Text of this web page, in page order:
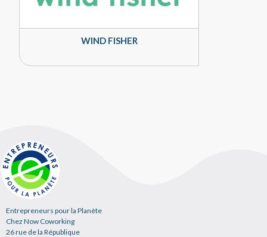
WIND FISHER
Entrepreneurs pour la Planète
Chez Now Coworking
26 rue de la République